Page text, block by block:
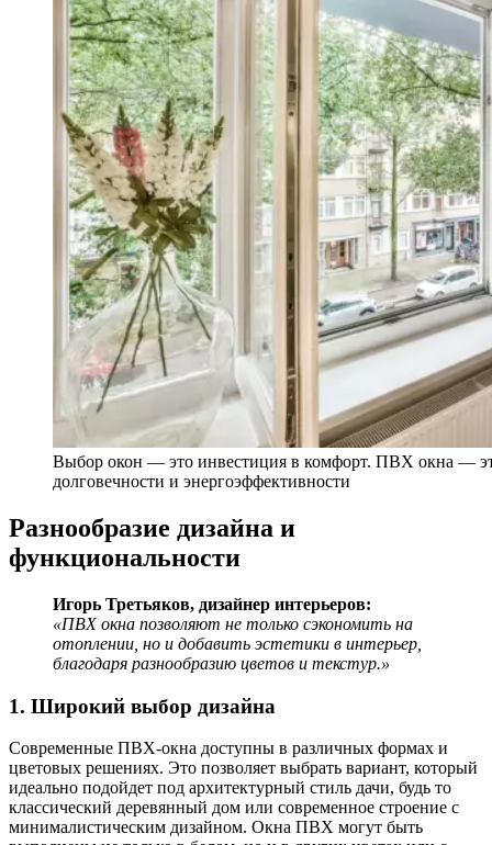
Выбор окон — это инвестиция в комфорт. ПВХ окна —
долговечности и энергоэффективности
Разнообразие дизайна и
функциональности
Игорь Третьяков, дизайнер интерьеров:
«ПВХ окна позволяют не только сэкономить на
отоплении, но и добавить эстетики в интерьер,
благодаря разнообразию цветов и текстур.»
1. Широкий выбор дизайна
Современные ПВХ-окна доступны в различных формах и
цветовых решениях. Это позволяет выбрать вариант, который
идеально подойдет под архитектурный стиль дачи, будь то
классический деревянный дом или современное строение с
минималистическим дизайном. Окна ПВХ могут быть